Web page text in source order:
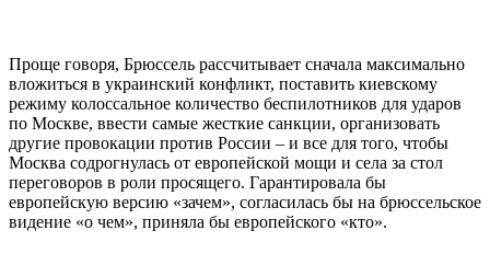
Проще говоря, Брюссель рассчитывает сначала максимально
вложиться в украинский конфликт, поставить киевскому
режиму колоссальное количество беспилотников для ударов
по Москве, ввести самые жесткие санкции, организовать
другие провокации против России – и все для того, чтобы
Москва содрогнулась от европейской мощи и села за стол
переговоров в роли просящего. Гарантировала бы
европейскую версию «зачем», согласилась бы на брюссельское
видение «о чем», приняла бы европейского «кто».